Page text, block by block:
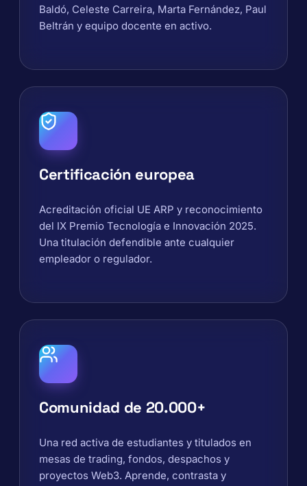
Baldó, Celeste Carreira, Marta Fernández, Paul
Beltrán y equipo docente en activo.
Certificación europea
Acreditación oficial UE ARP y reconocimiento
del IX Premio Tecnología e Innovación 2025.
Una titulación defendible ante cualquier
empleador o regulador.
Comunidad de 20.000+
Una red activa de estudiantes y titulados en
mesas de trading, fondos, despachos y
proyectos Web3. Aprende, contrasta y